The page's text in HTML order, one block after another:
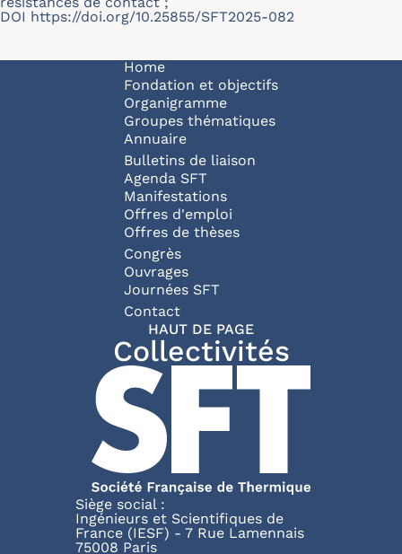
DOI https://doi.org/10.25855/SFT2025-082
Navigation principale
Home
Fondation et objectifs
Organigramme
Groupes thématiques
Annuaire
Bulletins de liaison
Agenda SFT
Manifestations
Offres d'emploi
Offres de thèses
Congrès
Ouvrages
Journées SFT
Pied de page
Contact
HAUT DE PAGE
Collectivités
Siège social :
Ingénieurs et Scientifiques de
France (IESF) - 7 Rue Lamennais
75008 Paris